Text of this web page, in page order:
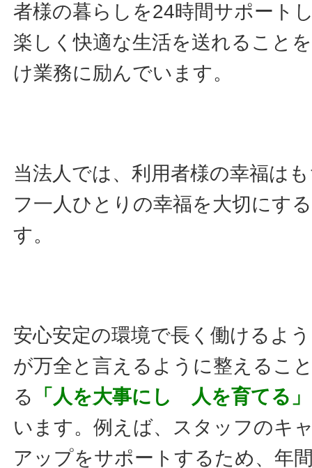
者様の暮らしを24時間サポート
楽しく快適な生活を送れること
け業務に励んでいます。
当法人では、利用者様の幸福は
フ一人ひとりの幸福を大切にす
す。
安心安定の環境で長く働けるよ
が万全と言えるように整えるこ
る
「人を大事にし 人を育てる」
います。例えば、スタッフのキ
アップをサポートするため、年